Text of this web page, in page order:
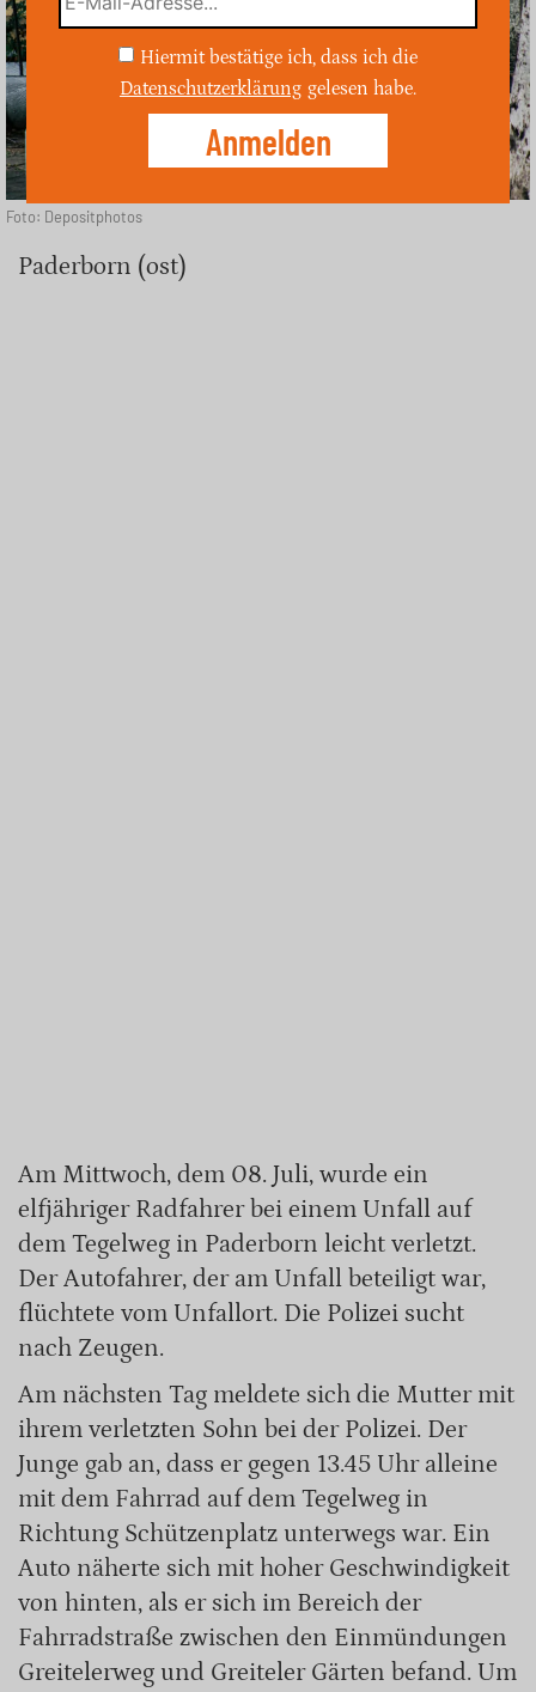
Foto: Depositphotos
Paderborn (ost)
Am Mittwoch, dem 08. Juli, wurde ein
elfjähriger Radfahrer bei einem Unfall auf
dem Tegelweg in Paderborn leicht verletzt.
Der Autofahrer, der am Unfall beteiligt war,
flüchtete vom Unfallort. Die Polizei sucht
nach Zeugen.
Am nächsten Tag meldete sich die Mutter mit
ihrem verletzten Sohn bei der Polizei. Der
Junge gab an, dass er gegen 13.45 Uhr alleine
mit dem Fahrrad auf dem Tegelweg in
Richtung Schützenplatz unterwegs war. Ein
Auto näherte sich mit hoher Geschwindigkeit
von hinten, als er sich im Bereich der
Fahrradstraße zwischen den Einmündungen
Greitelerweg und Greiteler Gärten befand. Um
Hiermit bestätige ich, dass ich die
Datenschutzerklärung gelesen habe.